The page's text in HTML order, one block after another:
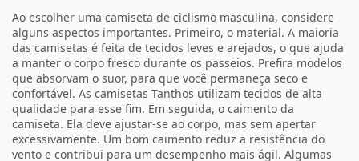
Ao escolher uma camiseta de ciclismo masculina, considere
alguns aspectos importantes. Primeiro, o material. A maioria
das camisetas é feita de tecidos leves e arejados, o que ajuda
a manter o corpo fresco durante os passeios. Prefira modelos
que absorvam o suor, para que você permaneça seco e
confortável. As camisetas Tanthos utilizam tecidos de alta
qualidade para esse fim. Em seguida, o caimento da
camiseta. Ela deve ajustar-se ao corpo, mas sem apertar
excessivamente. Um bom caimento reduz a resistência do
vento e contribui para um desempenho mais ágil. Algumas